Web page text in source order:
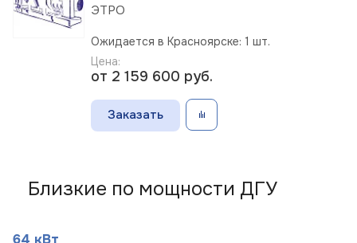
ЭТРО
Ожидается в Красноярске: 1 шт.
Цена:
от 2 159 600 руб.
Заказать
Близкие по мощности ДГУ
64 кВт